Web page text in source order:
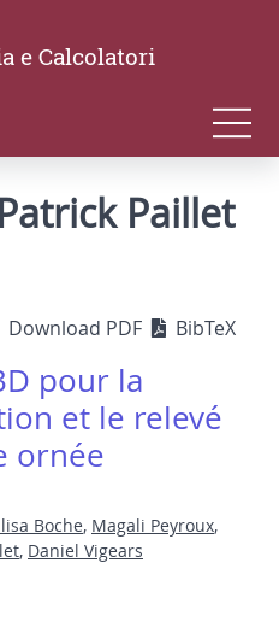
e Calcolatori
Paillet
Download PDF BibTeX
pour la
et le relevé
ornée
Boche, Magali Peyroux,
, Daniel Vigears